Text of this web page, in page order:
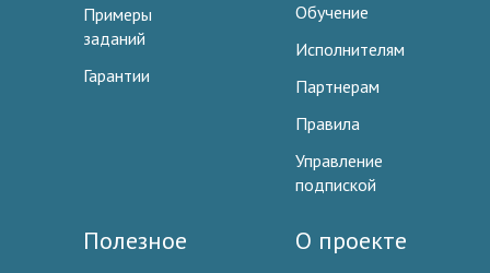
Примеры
заданий
Гарантии
Обучение
Исполнителям
Партнерам
Правила
Управление
подпиской
Полезное О проекте